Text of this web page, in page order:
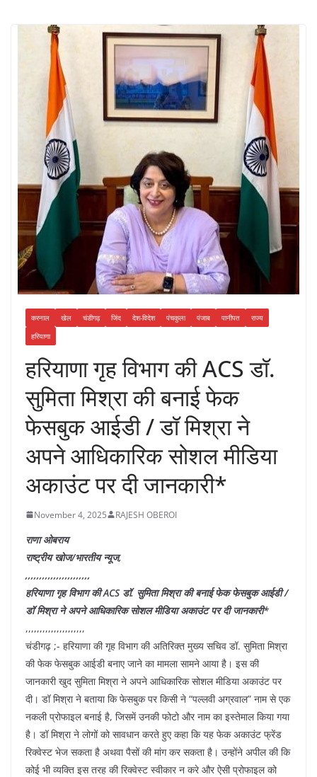
करनाल खेल चंडीगढ़ जिंद देश-विदेश पंचकुला पंजाब पानीपत
राज्य
हरियाणा
हरियाणा गृह विभाग की ACS डॉ.
सुमिता मिश्रा की बनाई फेक
फेसबुक आईडी / डॉ मिश्रा ने
अपने आधिकारिक सोशल मीडिया
अकाउंट पर दी जानकारी*
November 4, 2025 RAJESH OBEROI
राणा ओबराय
राष्ट्रीय खोज/भारतीय न्यूज,
,,,,,,,,,,,,,,,,,,,,,,,
हरियाणा गृह विभाग की ACS डॉ. सुमिता मिश्रा की बनाई फेक फेसबुक आईडी /
डॉ मिश्रा ने अपने आधिकारिक सोशल मीडिया अकाउंट पर दी जानकारी*
,,,,,,,,,,,,,,,,,,,,,
चंडीगढ़ ;- हरियाणा की गृह विभाग की अतिरिक्त मुख्य सचिव डॉ. सुमिता मिश्रा
की फेक फेसबुक आईडी बनाए जाने का मामला सामने आया है। इस की
जानकारी खुद सुमिता मिश्रा ने अपने आधिकारिक सोशल मीडिया अकाउंट पर
दी। डॉ मिश्रा ने बताया कि फेसबुक पर किसी ने “पल्लवी अग्रवाल” नाम से एक
नकली प्रोफाइल बनाई है, जिसमें उनकी फोटो और नाम का इस्तेमाल किया गया
है। डॉ मिश्रा ने लोगों को सावधान करते हुए कहा कि यह फेक अकाउंट फ्रेंड
रिक्वेस्ट भेज सकता है अथवा पैसों की मांग कर सकता है। उन्होंने अपील की कि
कोई भी व्यक्ति इस तरह की रिक्वेस्ट स्वीकार न करे और ऐसी प्रोफाइल को